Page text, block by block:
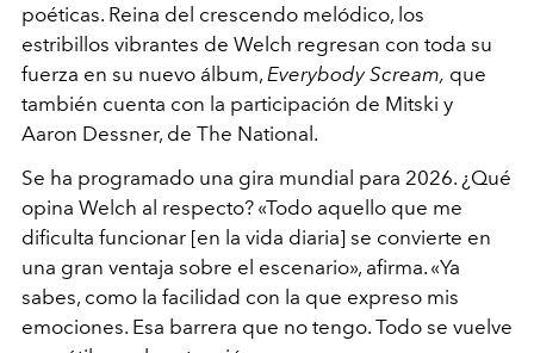
poéticas. Reina del crescendo melódico, los
estribillos vibrantes de Welch regresan con toda su
fuerza en su nuevo álbum, Everybody Scream, que
también cuenta con la participación de Mitski y
Aaron Dessner, de The National.
Se ha programado una gira mundial para 2026. ¿Qué
opina Welch al respecto? «Todo aquello que me
dificulta funcionar [en la vida diaria] se convierte en
una gran ventaja sobre el escenario», afirma. «Ya
sabes, como la facilidad con la que expreso mis
emociones. Esa barrera que no tengo. Todo se vuelve